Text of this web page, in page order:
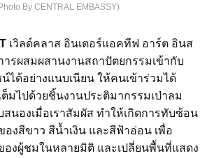
By CENTRAL EMBASSY)
เวิลด์คลาส อินเตอร์แอคทีฟ อาร์ต อินส
ารผสมผสานงานสถาปัตยกรรมเข้ากับ
ได้อย่างแนบเนียน ให้คนเข้าร่วมได้
ต็มไปด้วยชิ้นงานประติมากรรมเป่าลม
นองเมื่อเราสัมผัส ทำให้เกิดการทับซ้อน
งสีขาว สีน้ำเงิน และสีฟ้าอ่อน เพื่อ
งผู้ชมในหลายมิติ และเปลี่ยนพื้นที่แสดง